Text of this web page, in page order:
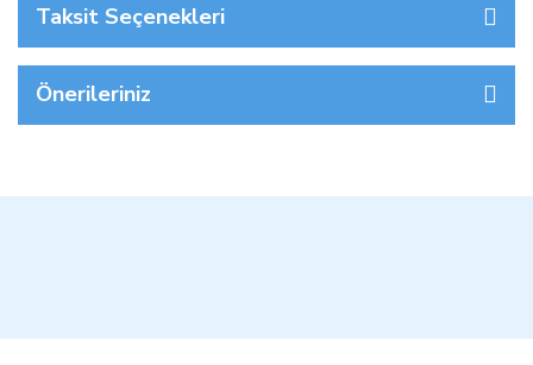
Taksit Seçenekleri
Önerileriniz